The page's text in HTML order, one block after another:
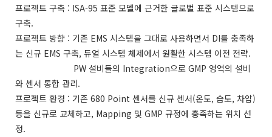
프로젝트 구축 : ISA-95 표준 모델에 근거한 글로벌 표준 시스템으로
구축.
프로젝트 방향 : 기존 EMS 시스템을 그대로 사용하면서 DI를 충족하
는 신규 EMS 구축, 듀얼 시스템 체제에서 원활한 시스템 이전 전략.
PW 설비들의 Integration으로 GMP 영역의 설비
와 센서 통합 관리.
프로젝트 환경 : 기존 680 Point 센서를 신규 센서(온도, 습도, 차압)
등을 신규로 교체하고, Mapping 및 GMP 규정에 충족하는 위치 선
정.